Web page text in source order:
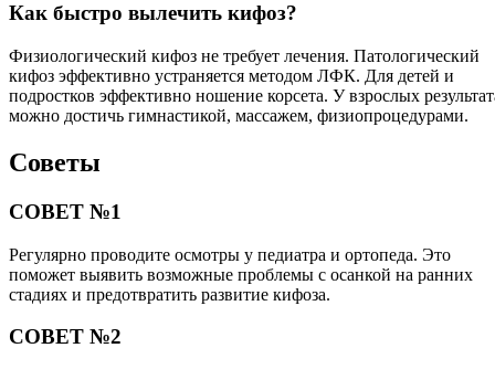
Как быстро вылечить кифоз?
Физиологический кифоз не требует лечения. Патологический
кифоз эффективно устраняется методом ЛФК. Для детей и
подростков эффективно ношение корсета. У взрослых
можно достичь гимнастикой, массажем, физиопроцедурами.
Советы
СОВЕТ №1
Регулярно проводите осмотры у педиатра и ортопеда. Это
поможет выявить возможные проблемы с осанкой на ранних
стадиях и предотвратить развитие кифоза.
СОВЕТ №2